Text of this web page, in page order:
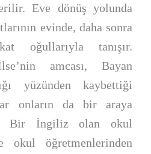
Eve dönüş yolunda
evinde, daha sonra
oğullarıyla tanışır.
amcası, Bayan
yüzünden kaybettiği
onların da bir araya
Bir İngiliz olan okul
okul öğretmenlerinden